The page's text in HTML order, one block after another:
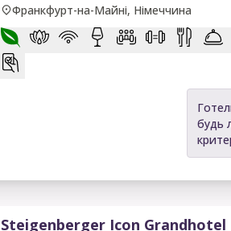
Франкфурт-на-Майні, Німеччина
будь
Steigenberger Icon Grandhotel